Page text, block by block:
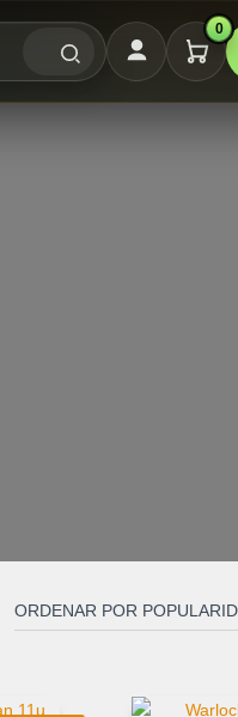
0